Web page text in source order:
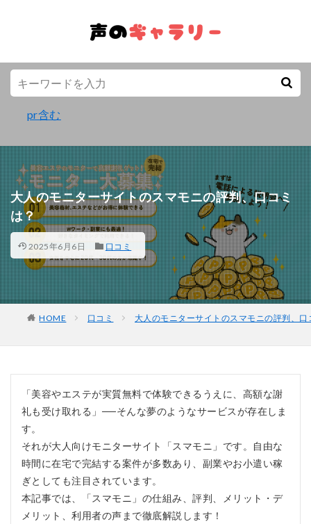
pr含む
大人のモニターサイトのスマモニの評判、口コミ
は？
2025年6月6日 口コミ
HOME 口コミ 大人のモニターサイトのスマモニの評判、口
「美容やエステが実質無料で体験できるうえに、高額な謝
礼も受け取れる」──そんな夢のようなサービスが存在しま
す。
それが大人向けモニターサイト「スマモニ」です。自由な
時間に在宅で完結する案件が多数あり、副業やお小遣い稼
ぎとしても注目されています。
本記事では、「スマモニ」の仕組み、評判、メリット・デ
メリット、利用者の声まで徹底解説します！